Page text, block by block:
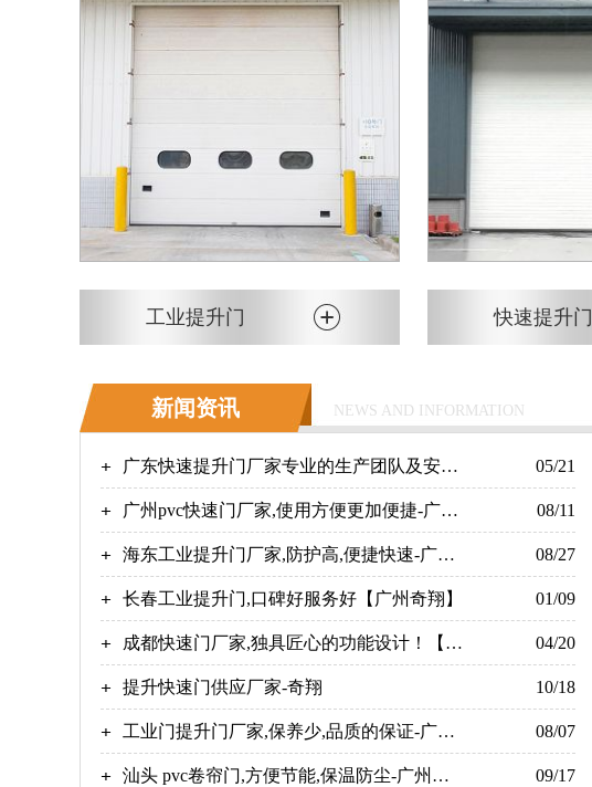
工业提升门 快速提升门
新闻资讯 NEWS AND INFORMATION
广东快速提升门厂家专业的生产团队及安装
团队-广州奇翔
05/21
广州pvc快速门厂家,使用方便更加便捷-广州
奇翔
08/11
海东工业提升门厂家,防护高,便捷快速-广州
奇翔
08/27
长春工业提升门,口碑好服务好【广州奇翔】 01/09
成都快速门厂家,独具匠心的功能设计！【广
州奇翔】
04/20
提升快速门供应厂家-奇翔 10/18
工业门提升门厂家,保养少,品质的保证-广州
奇翔
08/07
汕头 pvc卷帘门,方便节能,保温防尘-广州奇 09/17